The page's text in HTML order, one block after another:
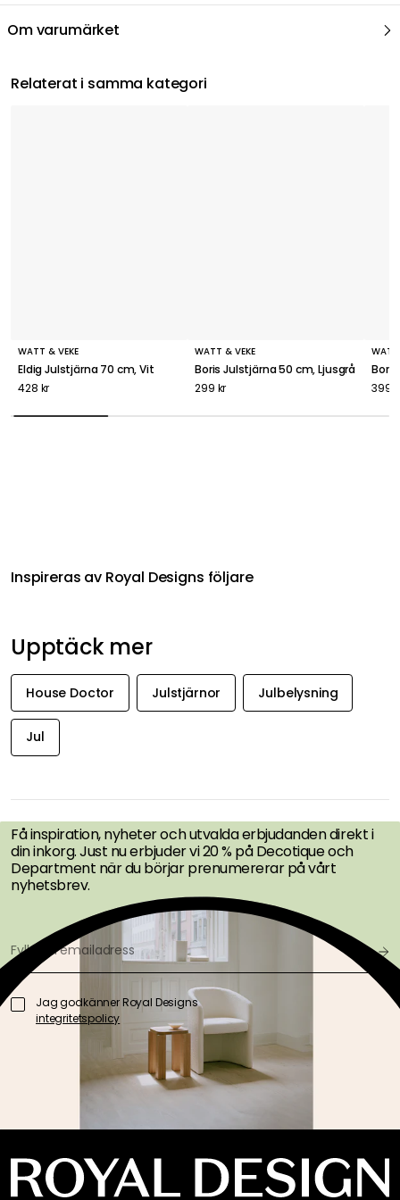
Om varumärket
Relaterat i samma kategori
WATT & VEKE
Eldig Julstjärna 70 cm, Vit
428 kr
WATT & VEKE
Boris Julstjärna 50 cm, Ljusgrå
299 kr
WATT
399
Inspireras av Royal Designs följare
Upptäck mer
House Doctor Julstjärnor Julbelysning
Jul
FÅ INSPIRATION &
ERBJUDANDEN FÖRST
Få inspiration, nyheter och utvalda erbjudanden direkt i
din inkorg. Just nu erbjuder vi 20 % på Decotique och
Department när du börjar prenumererar på vårt
nyhetsbrev.
Jag godkänner Royal Designs
integritetspolicy